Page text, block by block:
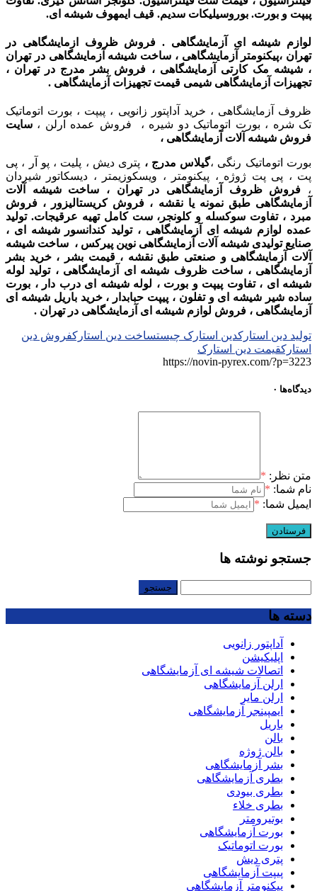
پیپت و بورت. بوروسیلیکات سدیم. قیف ایمهوف شیشه ای.
لوازم شیشه ای آزمایشگاهی . فروش ظروف ازمایشگاهی در
تهران ،پیکنومتر آزمایشگاهی ، ساخت شیشه آزمایشگاهی در تهران
، شیشه مک کارتی آزمایشگاهی ، فروش بشر مدرج در تهران ،
تجهیزات آزمایشگاهی شیمی قیمت تجهیزات آزمایشگاهی .
ظروف آزمایشگاهی ، خرید آداپتور زانویی ، پیپت ، بورت اتوماتیک
تک شره ، بورت اتوماتیک دو شیره ، فروش عمده ارلن ، سایت
فروش شیشه آلات آزمایشگاهی ،
بورت اتوماتیک رنگی ،گیلاس مدرج ، پتری دیش ، پلیت ، پو آر ، پی
پت ، پی پت ژوژه ، پیکنومتر ، ویسکوزیمتر ، دیسکاتور شیردان
، فروش ظروف آزمایشگاهی در تهران ، ساخت شیشه آلات
آزمایشگاهی طبق نمونه یا نقشه ، فروش کریستالیزور ، فروش
مبرد ، تفاوت سوکسله و کلونجر، ست کامل تهیه عرقیجات. تولید
عمده لوازم شیشه ای آزمایشگاهی ، تولید کندانسور شیشه ای ،
صنایع تولیدی شیشه آلات آزمایشگاهی نوین پیرکس ، ساخت شیشه
آلات آزمایشگاهی و صنعتی طبق نقشه ، قیمت بشر ، خرید بشر
آزمایشگاهی ، ساخت ظروف شیشه ای آزمایشگاهی ، تولید لوله
شیشه ای ، تفاوت پیپت و بورت ، لوله شیشه ای درب دار ، بورت
ساده شیر شیشه ای و تفلون ، پیپت حبابدار ، خرید باریل شیشه ای
آزمایشگاهی ، فروش لوازم شیشه ای آزمایشگاهی در تهران .
تولید دین استارکدین استارک چیستساخت دین استارکفروش دین
استارکقیمت دین استارک
https://novin-pyrex.com/?p=3223
دیدگاه‌ها ۰
متن نظر: *
نام شما: *
ایمیل شما: *
جستجو نوشته ها
دسته ها
آداپتور زانویی
اپلیکیشن
اتصالات شیشه ای آزمایشگاهی
ارلن آزمایشگاهی
ارلن مایر
ایمپینجر آزمایشگاهی
باریل
بالن
بالن ژوژه
بشر آزمایشگاهی
بطری آزمایشگاهی
بطری بیودی
بطری خلاء
بوتیرومتر
بورت آزمایشگاهی
بورت اتوماتیک
پتری دیش
پیپت آزمایشگاهی
پیکنومتر آزمایشگاهی